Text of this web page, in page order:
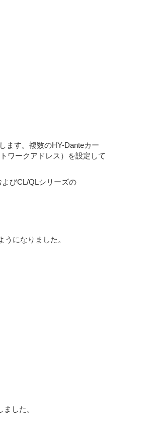
ます。複数のHY-Danteカー
ワークアドレス）を設定して
びCL/QLシリーズの
になりました。
した。